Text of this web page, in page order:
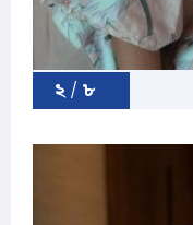
২ / ৮